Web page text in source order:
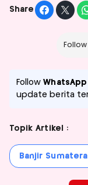
Share
Follow
update berita
Topik Artikel :
Banjir Sumatera